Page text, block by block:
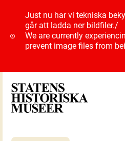
Just nu har vi tekniska
går att ladda ner bildfiler./
We are currently
prevent image files from